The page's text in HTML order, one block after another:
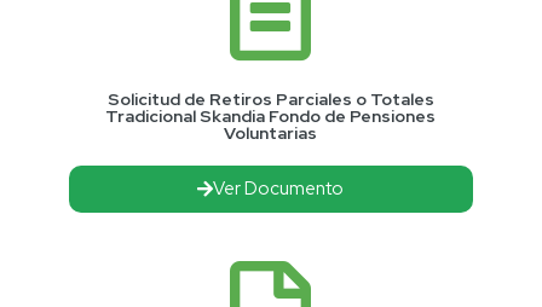
Solicitud de Retiros Parciales o Totales
Tradicional Skandia Fondo de Pensiones
Voluntarias
Ver Documento